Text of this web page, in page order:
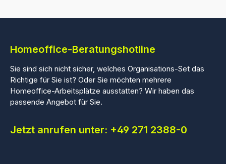
Homeoffice-Beratungshotline
Sie sind sich nicht sicher, welches Organisations-Set das
Richtige für Sie ist? Oder Sie möchten mehrere
Homeoffice-Arbeitsplätze ausstatten? Wir haben das
passende Angebot für Sie.
Jetzt anrufen unter: +49 271 2388-0